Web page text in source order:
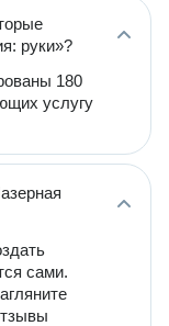
руки»?
180
услугу
сами.